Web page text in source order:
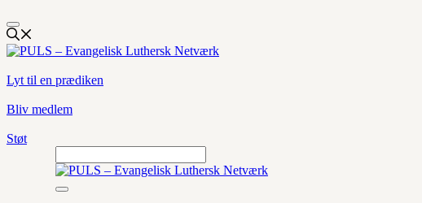
Lyt til en prædiken
Bliv medlem
Støt